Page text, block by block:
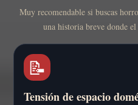
Muy recomendable si buscas
una historia breve donde
📝
Tensión de espacio